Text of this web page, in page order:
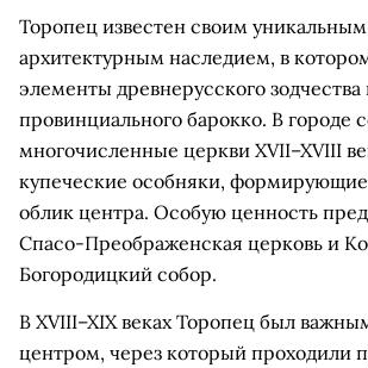
Торопец известен своим уникальным
архитектурным наследием, в
элементы древнерусского зодчества
провинциального барокко. В городе
многочисленные церкви XVII–XVIII
купеческие особняки,
облик центра. Особую ценность
Спасо-Преображенская церковь и
Богородицкий собор.
В XVIII–XIX веках Торопец был
центром, через который проходили